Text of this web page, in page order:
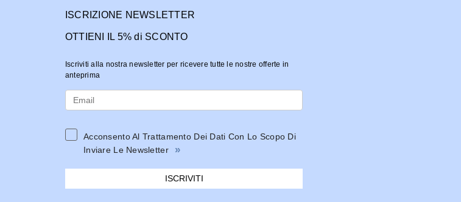
ISCRIZIONE NEWSLETTER
OTTIENI IL 5% di SCONTO
Iscriviti alla nostra newsletter per ricevere tutte le nostre offerte in
anteprima
Acconsento Al Trattamento Dei Dati Con Lo Scopo Di
Inviare Le Newsletter
»
ISCRIVITI